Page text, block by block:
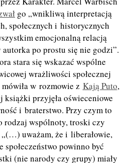
go „wnikliwą interpretacją
społecznych i historycznych
emocjonalną relacją
po prostu się nie godzi”.
stara się wskazać wspólne
wrażliwości społecznej
w rozmowie z Kają Puto,
przyjęła oświeceniowe
i braterstwo. Przy czym to
rodzaj wspólnoty, troski czy
uważam, że i liberałowie,
społeczeństwo powinno być
(nie narody czy grupy) miały